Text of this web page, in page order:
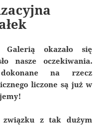
Galerią okazało się
nasze oczekiwania.
na rzecz
liczone są już w
związku z tak dużym